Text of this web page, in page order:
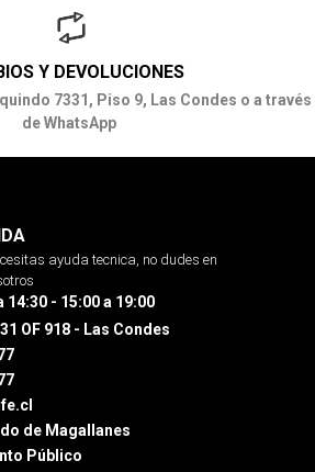
Y DEVOLUCIONES
7331, Piso 9, Las Condes o a través
de WhatsApp
ayuda tecnica, no dudes en
14:30 - 15:00 a 19:00
OF 918 - Las Condes
de Magallanes
Público